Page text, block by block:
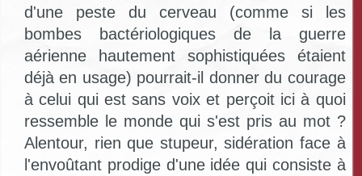
d'une peste du cerveau (comme si les
bombes bactériologiques de la guerre
aérienne hautement sophistiquées étaient
déjà en usage) pourrait-il donner du courage
à celui qui est sans voix et perçoit ici à quoi
ressemble le monde qui s'est pris au mot ?
Alentour, rien que stupeur, sidération face à
l'envoûtant prodige d'une idée qui consiste à